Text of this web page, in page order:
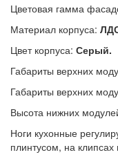
Цветовая гамма
Материал корпуса:
Цвет корпуса: Серый.
Габариты верхних
Габариты верхних
Высота нижних
Ноги кухонные
плинтусом, на